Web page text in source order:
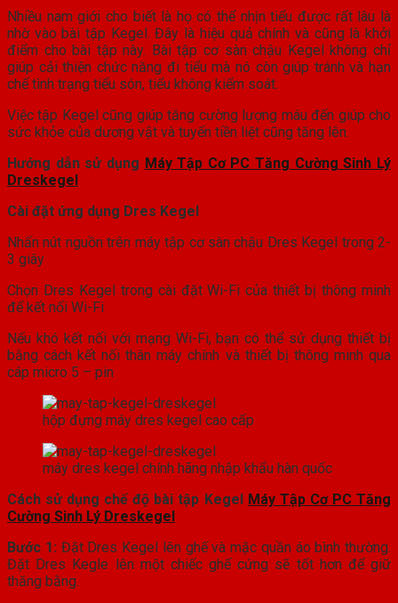
Nhiều nam giới cho biết là họ có thể nhịn tiểu được rất lâu là
nhờ vào bài tập Kegel. Đây là hiệu quả chính và cũng là khởi
điểm cho bài tập này. Bài tập cơ sàn chậu Kegel không chỉ
giúp cải thiện chức năng đi tiểu mà nó còn giúp tránh và hạn
chế tình trạng tiểu són, tiểu không kiểm soát.
Việc tập Kegel cũng giúp tăng cường lượng máu đến giúp cho
sức khỏe của dương vật và tuyến tiền liệt cũng tăng lên.
Hướng dẫn sử dụng Máy Tập Cơ PC Tăng Cường Sinh Lý
Dreskegel
Cài đặt ứng dụng Dres Kegel
Nhấn nút nguồn trên máy tập cơ sàn chậu Dres Kegel trong 2-
3 giây
Chọn Dres Kegel trong cài đặt Wi-Fi của thiết bị thông minh
để kết nối Wi-Fi
Nếu khó kết nối với mạng Wi-Fi, bạn có thể sử dụng thiết bị
bằng cách kết nối thân máy chính và thiết bị thông minh qua
cáp micro 5 – pin
hộp đựng máy dres kegel cao cấp
máy dres kegel chính hãng nhập khẩu hàn quốc
Cách sử dụng chế độ bài tập Kegel
Máy Tập Cơ PC Tăng
Cường Sinh Lý Dreskegel
Bước 1: Đặt Dres Kegel lên ghế và mặc quần áo bình thường.
Đặt Dres Kegle lên một chiếc ghế cứng sẽ tốt hơn để giữ
thăng bằng.